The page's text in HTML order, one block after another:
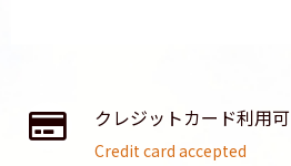
クレジットカード利用可
Credit card accepted